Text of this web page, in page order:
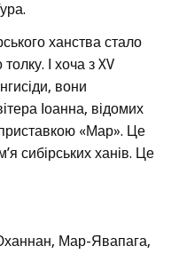
ханства стало
І хоча з XV
вони
Іоанна, відомих
«Мар». Це
сибірських ханів. Це
Мар-Явапага,